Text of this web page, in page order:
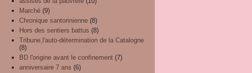
Marché (9)
Chronique santorinienne (8)
Hors des sentiers battus (8)
Tribune,l'auto-détermination de la Catalogne
(8)
BD l'origine avant le confinement (7)
anniversaire 7 ans (6)